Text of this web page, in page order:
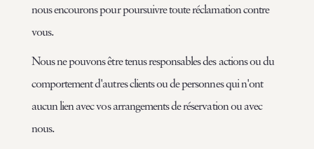
nous encourons pour poursuivre toute réclamation contre
vous.
Nous ne pouvons être tenus responsables des actions ou du
comportement d'autres clients ou de personnes qui n'ont
aucun lien avec vos arrangements de réservation ou avec
nous.